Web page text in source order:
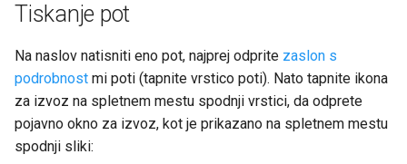
Tiskanje pot
Na naslov natisniti eno pot, najprej odprite zaslon s
podrobnost mi poti (tapnite vrstico poti). Nato tapnite ikona
za izvoz na spletnem mestu spodnji vrstici, da odprete
pojavno okno za izvoz, kot je prikazano na spletnem mestu
spodnji sliki: